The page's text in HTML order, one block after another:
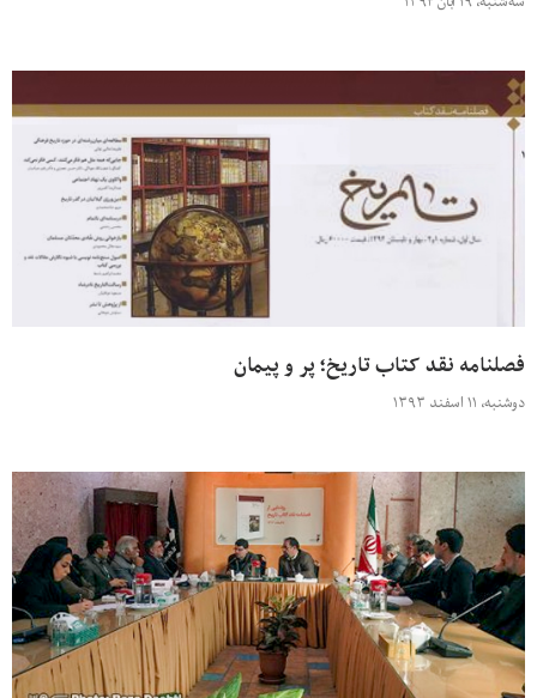
فصلنامه نقد کتاب تاریخ؛ پر و پیمان
دوشنبه، ۱۱ اسفند ۱۳۹۳